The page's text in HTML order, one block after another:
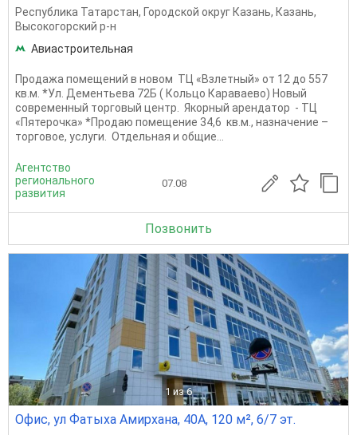
Республика Татарстан, Городской округ Казань, Казань,
Высокогорский р-н
Авиастроительная
Продажа помещений в новом ТЦ «Взлетный» от 12 до 557
кв.м. *Ул. Дементьева 72Б ( Кольцо Караваево) Новый
современный торговый центр. Якорный арендатор - ТЦ
«Пятерочка» *Продаю помещение 34,6 кв.м., назначение –
торговое, услуги. Отдельная и общие...
Агентство
регионального
развития
07.08
Позвонить
1 из 6
Офис, ул Фатыха Амирхана, 40А, 120 м², 6/7 эт.